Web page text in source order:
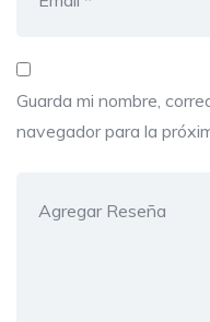
Guarda mi nombre,
navegador para la